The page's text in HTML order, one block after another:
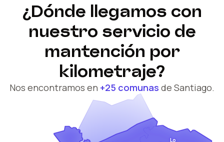
Lo
¿Dónde llegamos con
nuestro servicio de
mantención por
kilometraje?
Nos encontramos en +25 comunas de Santiago.